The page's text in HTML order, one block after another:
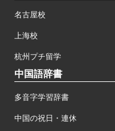
名古屋校
上海校
杭州プチ留学
中国語辞書
多音字学習辞書
中国の祝日・連休